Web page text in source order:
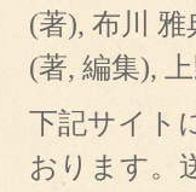
(著), 布川
(著, 編集),
下記サイト
おります。